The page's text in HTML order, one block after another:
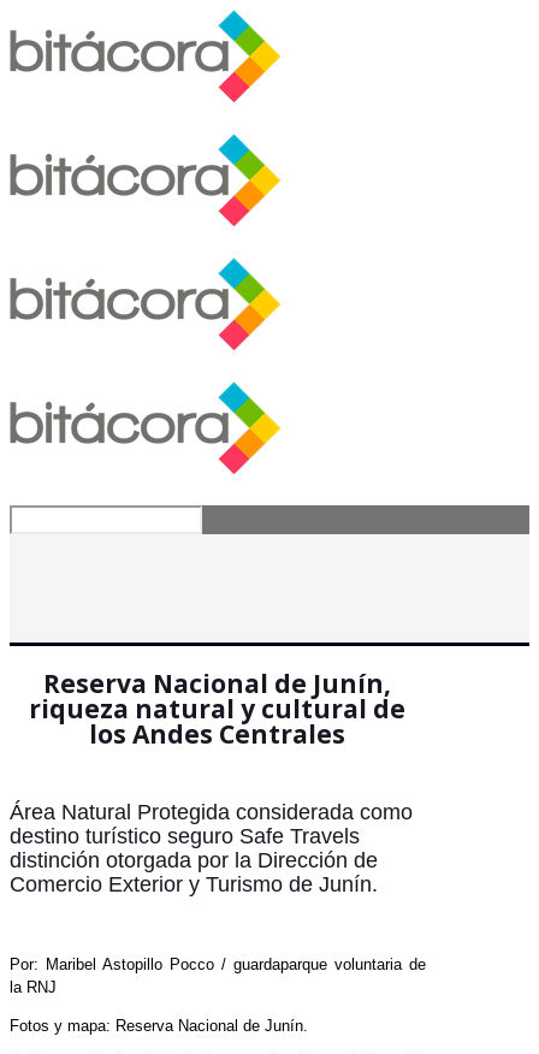
Reserva Nacional de Junín,
riqueza natural y cultural de
los Andes Centrales
Área Natural Protegida considerada como
destino turístico seguro Safe Travels
distinción otorgada por la Dirección de
Comercio Exterior y Turismo de Junín.
Por: Maribel Astopillo Pocco / guardaparque voluntaria de
la RNJ
Fotos y mapa: Reserva Nacional de Junín.